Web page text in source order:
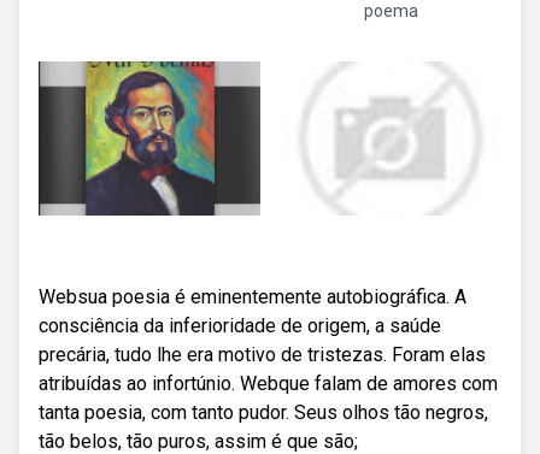
poema
Websua poesia é eminentemente autobiográfica. A
consciência da inferioridade de origem, a saúde
precária, tudo lhe era motivo de tristezas. Foram elas
atribuídas ao infortúnio. Webque falam de amores com
tanta poesia, com tanto pudor. Seus olhos tão negros,
tão belos, tão puros, assim é que são;